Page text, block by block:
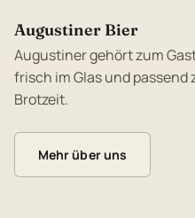
Augustiner Bier
Augustiner gehört zum
frisch im Glas und
Brotzeit.
Mehr über uns